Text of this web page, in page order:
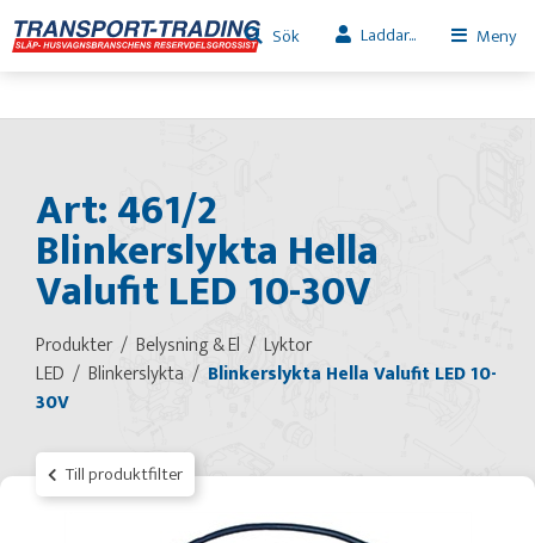
Sök Laddar... Meny
Art: 461/2
Blinkerslykta Hella
Valufit LED 10-30V
Produkter Belysning & El
Lyktor
LED
Blinkerslykta
Blinkerslykta Hella Valufit LED 10-
30V
Till produktfilter